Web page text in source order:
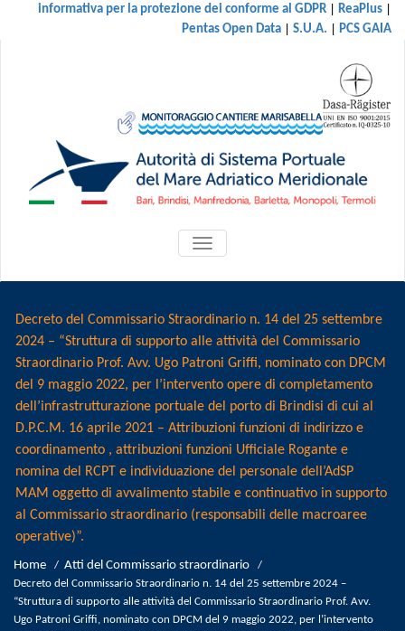
informativa per la protezione dei conforme al GDPR | ReaPlus |
Pentas Open Data | S.U.A. | PCS GAIA
ATTIVA/DISATTIVA
MENU
Decreto del Commissario Straordinario n. 14 del 25 settembre
2024 – “Struttura di supporto alle attività del Commissario
Straordinario Prof. Avv. Ugo Patroni Griffi, nominato con DPCM
del 9 maggio 2022, per l’intervento opere di completamento
dell’infrastrutturazione portuale del porto di Brindisi di cui al
D.P.C.M. 16 aprile 2021 – Attribuzioni funzioni di indirizzo e
coordinamento , attribuzioni funzioni Ufficiale Rogante e
nomina del RCPT e individuazione del personale dell’AdSP
MAM oggetto di avvalimento stabile e continuativo in supporto
al Commissario straordinario (responsabili delle macroaree
operative)”.
Home / Atti del Commissario straordinario /
Decreto del Commissario Straordinario n. 14 del 25 settembre 2024 –
“Struttura di supporto alle attività del Commissario Straordinario Prof. Avv.
Ugo Patroni Griffi, nominato con DPCM del 9 maggio 2022, per l’intervento